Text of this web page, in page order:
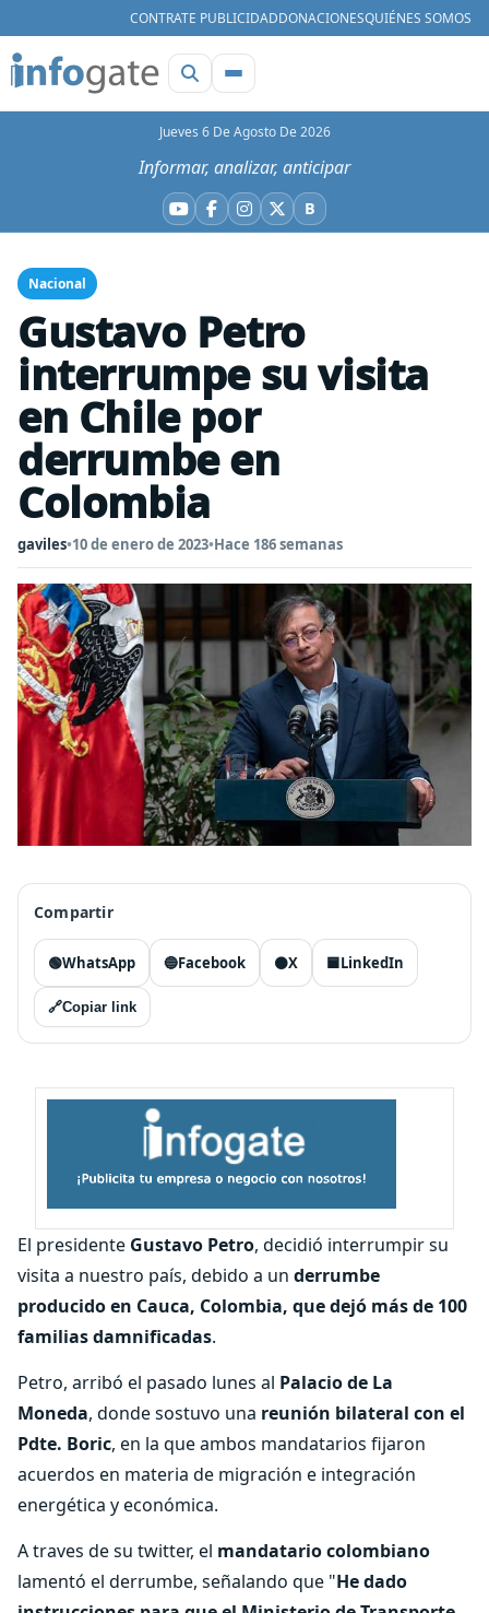
CONTRATE PUBLICIDADDONACIONESQUIÉNES SOMOS
Jueves 6 De Agosto De 2026
Informar, analizar, anticipar
YouTube
Facebook
Instagram
X BBluesky
Nacional
Gustavo Petro
interrumpe su visita
en Chile por
derrumbe en
Colombia
gaviles•10 de enero de 2023•Hace 186 semanas
Compartir
🟢WhatsApp 🔵Facebook ⚫X 🟦LinkedIn
🔗Copiar link
El presidente Gustavo Petro, decidió interrumpir su
visita a nuestro país, debido a un derrumbe
producido en Cauca, Colombia, que dejó más de 100
familias damnificadas.
Petro, arribó el pasado lunes al Palacio de La
Moneda, donde sostuvo una reunión bilateral con el
Pdte. Boric, en la que ambos mandatarios fijaron
acuerdos en materia de migración e integración
energética y económica.
A traves de su twitter, el mandatario colombiano
lamentó el derrumbe, señalando que "He dado